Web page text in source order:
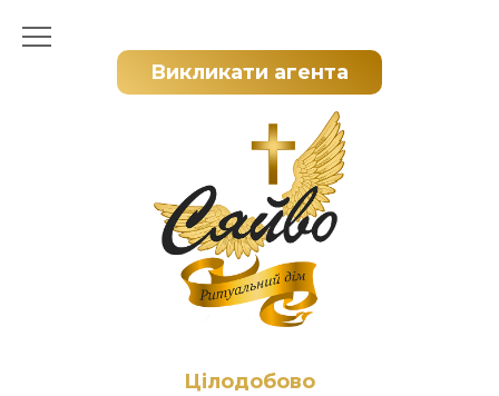
Викликати агента
Цілодобово